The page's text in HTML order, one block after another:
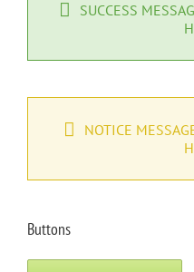
SUCCESS
NOTICE
Buttons